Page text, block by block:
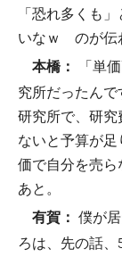
「恐れ多くも
いなｗ のが伝
本橋：
「単
究所だったん
研究所で、研
ないと予算が
価で自分を売
あと。
有賀：
僕が
ろは、先の話